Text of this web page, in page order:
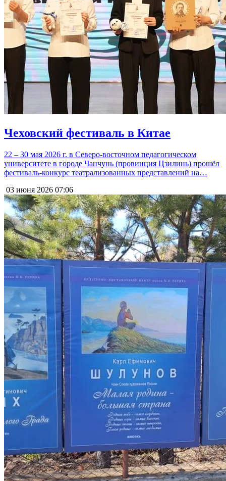
Чеховский фестиваль в Китае
22 – 30 мая 2026 г. в Северо-восточном педагогическом
университете в городе Чанчунь (провинция Цзилинь) прошёл
фестиваль-конкурс театрализованных представлений на…
03 июня 2026 07:06